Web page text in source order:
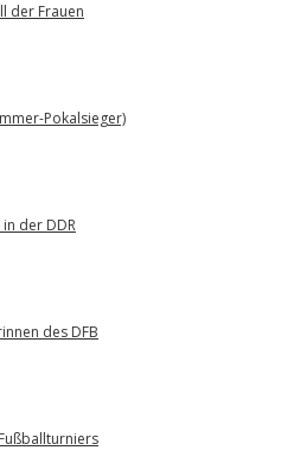
der Frauen
Pokalsieger)
der DDR
des DFB